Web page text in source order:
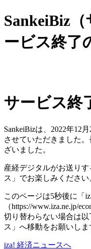
SankeiBiz
ービス終了
サービス終
SankeiBizは、2022年12
させていただきました
ざいました。
産経デジタルがお送り
ス」でお楽しみください
このページは5秒後に「
（https://www.iza.ne.jp/
切り替わらない場合は
ス」へ移動をお願いしま
iza! 経済ニュースへ